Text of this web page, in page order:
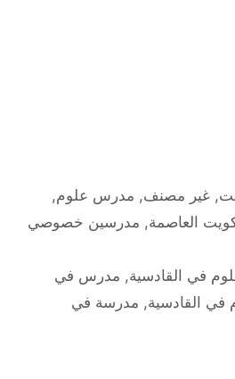
,غير مصنف, مدرس علوم,
العاصمة, مدرسين خصوصي
في القادسية, مدرس في
القادسية, مدرسة في